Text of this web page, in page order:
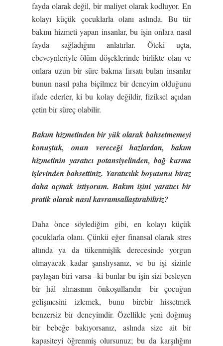
fayda olarak değil, bir maliyet olarak kodluyor. En
kolayı küçük çocuklarla olanı aslında. Bu tür
bakım hizmeti yapan insanlar, bu işin onlara nasıl
fayda sağladığını anlatırlar. Öteki uçta,
ebeveynleriyle ölüm döşeklerinde birlikte olan ve
onlara uzun bir süre bakma fırsatı bulan insanlar
bunun nasıl paha biçilmez bir deneyim olduğunu
ifade ederler, ki bu kolay değildir, fiziksel açıdan
çetin bir süreç olabilir.
Bakım hizmetinden bir yük olarak bahsetmemeyi
konuştuk, onun vereceği hazlardan, bakım
hizmetinin yaratıcı potansiyelinden, bağ kurma
işlevinden bahsettiniz. Yaratıcılık boyutunu biraz
daha açmak istiyorum. Bakım işini yaratıcı bir
pratik olarak nasıl kavramsallaştırabiliriz?
Daha önce söylediğim gibi, en kolayı küçük
çocuklarla olanı. Çünkü eğer finansal olarak stres
altında ya da tükenmişlik derecesinde yorgun
olmayacak kadar şanslıysanız, ve bu işi sizinle
paylaşan biri varsa –ki bunlar bu işin sizi besleyen
bir hâl almasının önkoşullarıdır- bir çocuğun
gelişmesini izlemek, bunu birebir hissetmek
benzersiz bir deneyimdir. Özellikle yeni doğmuş
bir bebeğe bakıyorsanız, aslında size ait bir
kapasiteyi öğrenmiş olursunuz; bu da karşılığını